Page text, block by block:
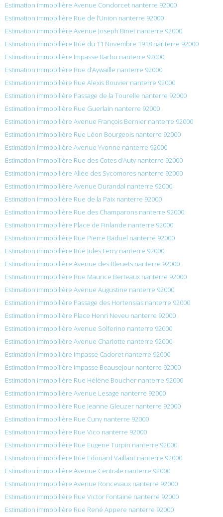
Estimation immobilière Avenue Condorcet nanterre 92000
Estimation immobilière Rue de l’Union nanterre 92000
Estimation immobilière Avenue Joseph Binet nanterre 92000
Estimation immobilière Rue du 11 Novembre 1918 nanterre 92000
Estimation immobilière Impasse Barbu nanterre 92000
Estimation immobilière Rue d’Aywaille nanterre 92000
Estimation immobilière Rue Alexis Bouvier nanterre 92000
Estimation immobilière Passage de la Tourelle nanterre 92000
Estimation immobilière Rue Guerlain nanterre 92000
Estimation immobilière Avenue François Bernier nanterre 92000
Estimation immobilière Rue Léon Bourgeois nanterre 92000
Estimation immobilière Avenue Yvonne nanterre 92000
Estimation immobilière Rue des Cotes d’Auty nanterre 92000
Estimation immobilière Allée des Sycomores nanterre 92000
Estimation immobilière Avenue Durandal nanterre 92000
Estimation immobilière Rue de la Paix nanterre 92000
Estimation immobilière Rue des Champarons nanterre 92000
Estimation immobilière Place de Finlande nanterre 92000
Estimation immobilière Rue Pierre Baduel nanterre 92000
Estimation immobilière Rue Jules Ferry nanterre 92000
Estimation immobilière Avenue des Bleuets nanterre 92000
Estimation immobilière Rue Maurice Berteaux nanterre 92000
Estimation immobilière Avenue Augustine nanterre 92000
Estimation immobilière Passage des Hortensias nanterre 92000
Estimation immobilière Place Henri Neveu nanterre 92000
Estimation immobilière Avenue Solferino nanterre 92000
Estimation immobilière Avenue Charlotte nanterre 92000
Estimation immobilière Impasse Cadoret nanterre 92000
Estimation immobilière Impasse Beausejour nanterre 92000
Estimation immobilière Rue Hélène Boucher nanterre 92000
Estimation immobilière Avenue Lesage nanterre 92000
Estimation immobilière Rue Jeanne Gleuzer nanterre 92000
Estimation immobilière Rue Cuny nanterre 92000
Estimation immobilière Rue Vico nanterre 92000
Estimation immobilière Rue Eugene Turpin nanterre 92000
Estimation immobilière Rue Édouard Vaillant nanterre 92000
Estimation immobilière Avenue Centrale nanterre 92000
Estimation immobilière Avenue Roncevaux nanterre 92000
Estimation immobilière Rue Victor Fontaine nanterre 92000
Estimation immobilière Rue René Appere nanterre 92000